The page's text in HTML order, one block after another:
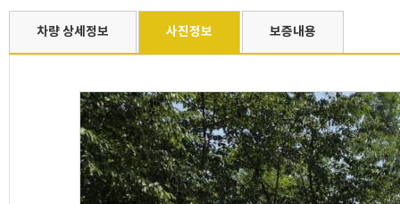
차량 상세정보 사진정보 보증내용